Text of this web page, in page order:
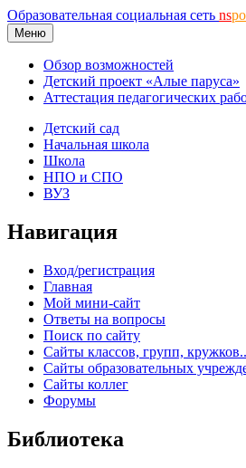
Образовательная социальная сеть ns
Меню
Обзор возможностей
Детский проект «Алые паруса»
Аттестация педагогических
Детский сад
Начальная школа
Школа
НПО и СПО
ВУЗ
Навигация
Вход/регистрация
Главная
Мой мини-сайт
Ответы на вопросы
Поиск по сайту
Сайты классов, групп,
Сайты образовательных
Сайты коллег
Форумы
Библиотека